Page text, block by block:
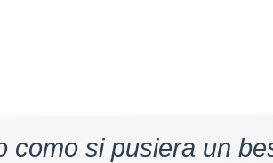
como si pusiera un